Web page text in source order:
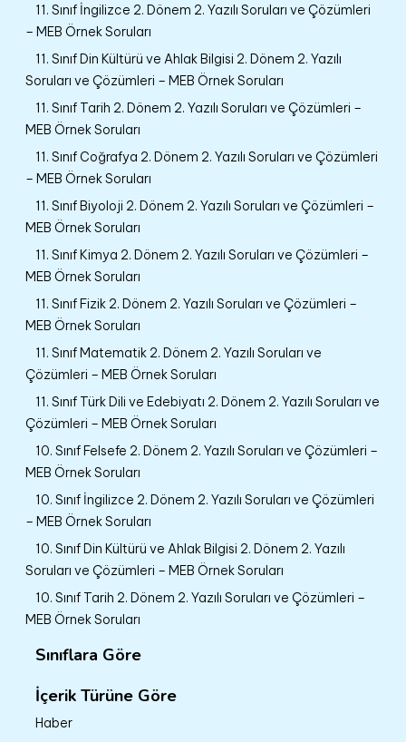
11. Sınıf İngilizce 2. Dönem 2. Yazılı Soruları ve Çözümleri
– MEB Örnek Soruları
11. Sınıf Din Kültürü ve Ahlak Bilgisi 2. Dönem 2. Yazılı
Soruları ve Çözümleri – MEB Örnek Soruları
11. Sınıf Tarih 2. Dönem 2. Yazılı Soruları ve Çözümleri –
MEB Örnek Soruları
11. Sınıf Coğrafya 2. Dönem 2. Yazılı Soruları ve Çözümleri
– MEB Örnek Soruları
11. Sınıf Biyoloji 2. Dönem 2. Yazılı Soruları ve Çözümleri –
MEB Örnek Soruları
11. Sınıf Kimya 2. Dönem 2. Yazılı Soruları ve Çözümleri –
MEB Örnek Soruları
11. Sınıf Fizik 2. Dönem 2. Yazılı Soruları ve Çözümleri –
MEB Örnek Soruları
11. Sınıf Matematik 2. Dönem 2. Yazılı Soruları ve
Çözümleri – MEB Örnek Soruları
11. Sınıf Türk Dili ve Edebiyatı 2. Dönem 2. Yazılı Soruları ve
Çözümleri – MEB Örnek Soruları
10. Sınıf Felsefe 2. Dönem 2. Yazılı Soruları ve Çözümleri –
MEB Örnek Soruları
10. Sınıf İngilizce 2. Dönem 2. Yazılı Soruları ve Çözümleri
– MEB Örnek Soruları
10. Sınıf Din Kültürü ve Ahlak Bilgisi 2. Dönem 2. Yazılı
Soruları ve Çözümleri – MEB Örnek Soruları
10. Sınıf Tarih 2. Dönem 2. Yazılı Soruları ve Çözümleri –
MEB Örnek Soruları
Sınıflara Göre
İçerik Türüne Göre
Haber